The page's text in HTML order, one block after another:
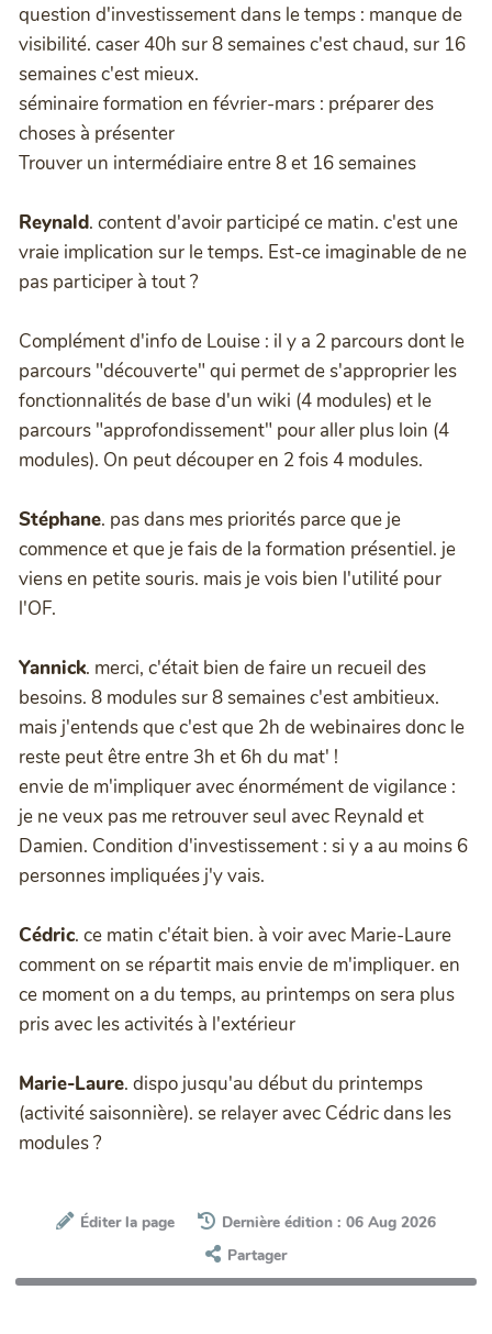
question d'investissement dans le temps : manque de
visibilité. caser 40h sur 8 semaines c'est chaud, sur 16
semaines c'est mieux.
séminaire formation en février-mars : préparer des
choses à présenter
Trouver un intermédiaire entre 8 et 16 semaines
Reynald. content d'avoir participé ce matin. c'est une
vraie implication sur le temps. Est-ce imaginable de ne
pas participer à tout ?
Complément d'info de Louise : il y a 2 parcours dont le
parcours "découverte" qui permet de s'approprier les
fonctionnalités de base d'un wiki (4 modules) et le
parcours "approfondissement" pour aller plus loin (4
modules). On peut découper en 2 fois 4 modules.
Stéphane. pas dans mes priorités parce que je
commence et que je fais de la formation présentiel. je
viens en petite souris. mais je vois bien l'utilité pour
l'OF.
Yannick. merci, c'était bien de faire un recueil des
besoins. 8 modules sur 8 semaines c'est ambitieux.
mais j'entends que c'est que 2h de webinaires donc le
reste peut être entre 3h et 6h du mat' !
envie de m'impliquer avec énormément de vigilance :
je ne veux pas me retrouver seul avec Reynald et
Damien. Condition d'investissement : si y a au moins 6
personnes impliquées j'y vais.
Cédric. ce matin c'était bien. à voir avec Marie-Laure
comment on se répartit mais envie de m'impliquer. en
ce moment on a du temps, au printemps on sera plus
pris avec les activités à l'extérieur
Marie-Laure. dispo jusqu'au début du printemps
(activité saisonnière). se relayer avec Cédric dans les
modules ?
Éditer la page
Dernière édition : 06 Aug 2026
Partager